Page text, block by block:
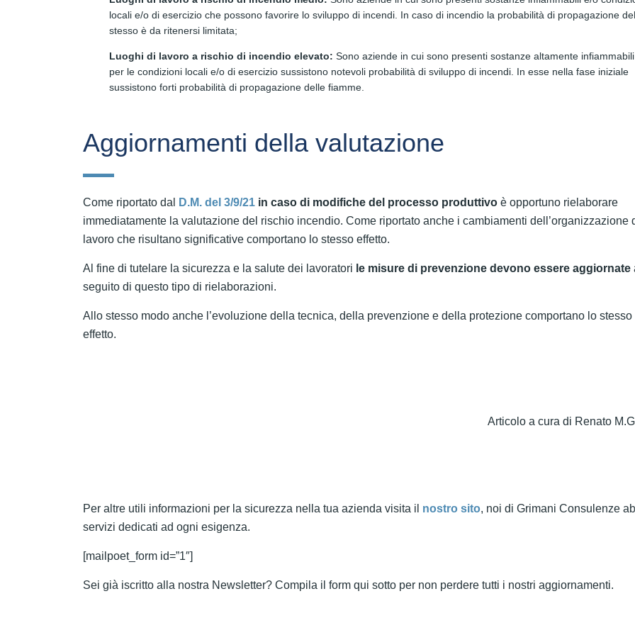
locali e/o di esercizio che possono favorire lo sviluppo di incendi. In caso di incendio la probabilità di propagazione
stesso è da ritenersi limitata;
Luoghi di lavoro a rischio di incendio elevato: Sono aziende in cui sono presenti sostanze altamente
per le condizioni locali e/o di esercizio sussistono notevoli probabilità di sviluppo di incendi. In esse nella fase iniziale
sussistono forti probabilità di propagazione delle fiamme.
Aggiornamenti della valutazione
Come riportato dal D.M. del 3/9/21 in caso di modifiche del processo produttivo è opportuno rielaborare
immediatamente la valutazione del rischio incendio. Come riportato anche i cambiamenti dell’organizzazione
lavoro che risultano significative comportano lo stesso effetto.
Al fine di tutelare la sicurezza e la salute dei lavoratori le misure di prevenzione devono essere aggiornate
seguito di questo tipo di rielaborazioni.
Allo stesso modo anche l’evoluzione della tecnica, della prevenzione e della protezione comportano lo stesso
effetto.
Articolo a cura di Renato
Per altre utili informazioni per la sicurezza nella tua azienda visita il nostro sito, noi di Grimani Consulenze
servizi dedicati ad ogni esigenza.
[mailpoet_form id=”1″]
Sei già iscritto alla nostra Newsletter? Compila il form qui sotto per non perdere tutti i nostri aggiornamenti.